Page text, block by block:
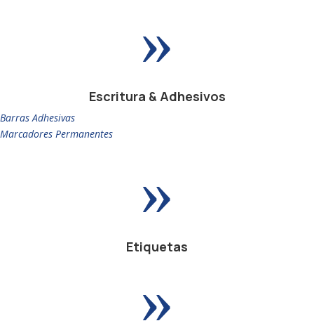
»
Escritura & Adhesivos
Barras Adhesivas
Marcadores Permanentes
»
Etiquetas
»